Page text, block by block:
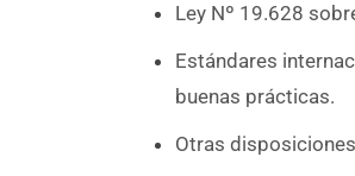
Ley Nº 19.628
Estándares
buenas prácticas.
Otras